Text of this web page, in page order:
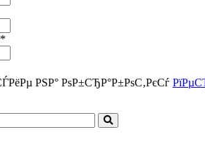
*
РЅР° РѕР±СЂР°Р±РѕС‚РєСѓ